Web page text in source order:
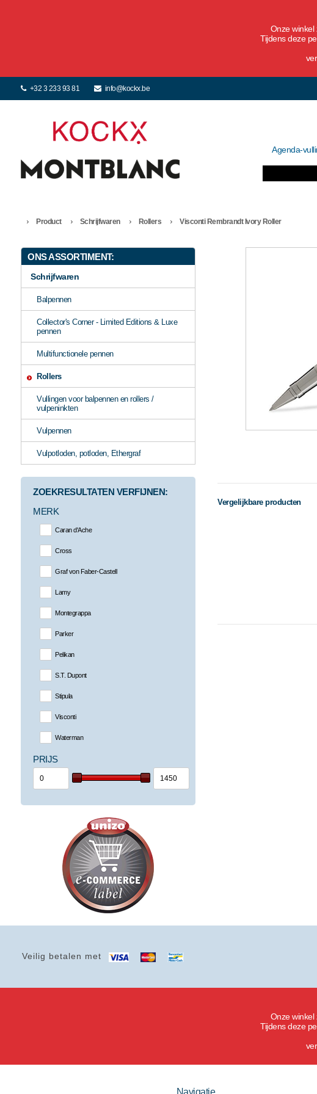
Onze winkel
Tijdens deze
+32 3 233 93 81 info@kockx.be
Agenda-
Product Schrijfwaren Rollers Visconti Rembrandt Ivory Roller
ONS ASSORTIMENT:
Schrijfwaren
Balpennen
Collector's Corner - Limited Editions & Luxe
pennen
Multifunctionele pennen
Rollers
Vullingen voor balpennen en rollers /
vulpeninkten
Vulpennen
Vulpotloden, potloden, Ethergraf
ZOEKRESULTATEN VERFIJNEN:
MERK
Caran d'Ache
Cross
Graf von Faber-Castell
Lamy
Montegrappa
Parker
Pelikan
S.T. Dupont
Stipula
Visconti
Waterman
PRIJS
Vergelijkbare producten
Veilig betalen met
Onze winkel
Tijdens deze
Navigatie